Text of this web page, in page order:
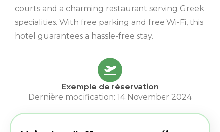
courts and a charming restaurant serving Greek
specialities. With free parking and free Wi-Fi, this
hotel guarantees a hassle-free stay.
Exemple de réservation
Dernière modification: 14 November 2024